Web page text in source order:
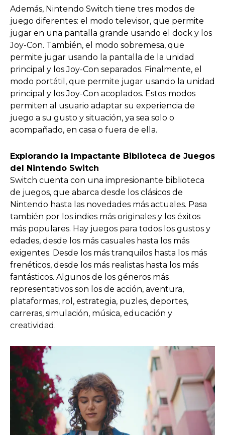
Además, Nintendo Switch tiene tres modos de
juego diferentes: el modo televisor, que permite
jugar en una pantalla grande usando el dock y los
Joy-Con. También, el modo sobremesa, que
permite jugar usando la pantalla de la unidad
principal y los Joy-Con separados. Finalmente, el
modo portátil, que permite jugar usando la unidad
principal y los Joy-Con acoplados. Estos modos
permiten al usuario adaptar su experiencia de
juego a su gusto y situación, ya sea solo o
acompañado, en casa o fuera de ella.
Explorando la Impactante Biblioteca de Juegos
del Nintendo Switch
Switch cuenta con una impresionante biblioteca
de juegos, que abarca desde los clásicos de
Nintendo hasta las novedades más actuales. Pasa
también por los indies más originales y los éxitos
más populares. Hay juegos para todos los gustos y
edades, desde los más casuales hasta los más
exigentes. Desde los más tranquilos hasta los más
frenéticos, desde los más realistas hasta los más
fantásticos. Algunos de los géneros más
representativos son los de acción, aventura,
plataformas, rol, estrategia, puzles, deportes,
carreras, simulación, música, educación y
creatividad.